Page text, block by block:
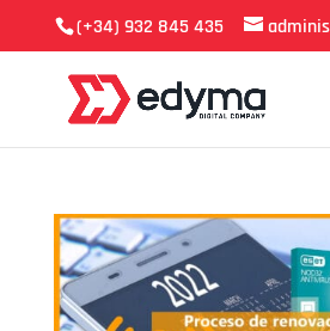
(+34) 932 845 435